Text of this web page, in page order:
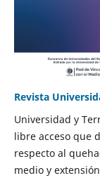
Revista
Universidad y
libre acceso que
respecto al
medio y